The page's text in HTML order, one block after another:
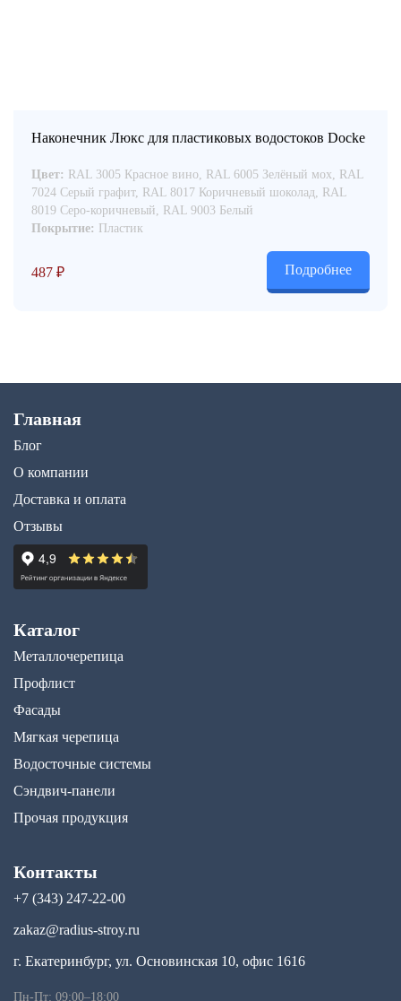
Наконечник Люкс для пластиковых водостоков Docke
Цвет: RAL 3005 Красное вино, RAL 6005 Зелёный мох, RAL
7024 Серый графит, RAL 8017 Коричневый шоколад, RAL
8019 Серо-коричневый, RAL 9003 Белый
Покрытие: Пластик
487 ₽ Подробнее
Главная
Блог
О компании
Доставка и оплата
Отзывы
Каталог
Металлочерепица
Профлист
Фасады
Мягкая черепица
Водосточные системы
Сэндвич-панели
Прочая продукция
Контакты
+7 (343) 247-22-00
zakaz@radius-stroy.ru
г. Екатеринбург, ул. Основинская 10, офис 1616
Пн-Пт: 09:00–18:00